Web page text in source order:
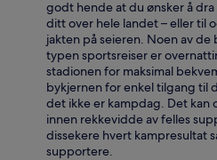
godt hende at du ønsker å
ditt over hele landet – eller til
jakten på seieren. Noen av
typen sportsreiser er
stadionen for maksimal
bykjernen for enkel tilgang til
det ikke er kampdag. Det
innen rekkevidde av felles
dissekere hvert kampresultat
supportere.